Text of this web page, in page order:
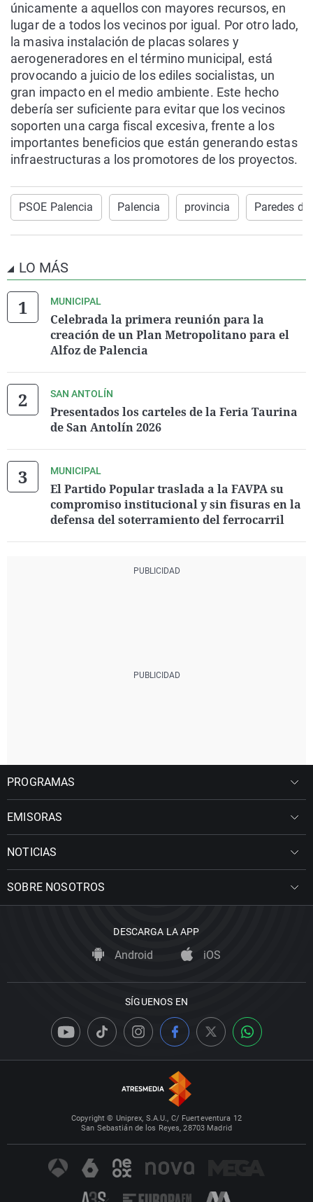
únicamente a aquellos con mayores recursos, en
lugar de a todos los vecinos por igual. Por otro lado,
la masiva instalación de placas solares y
aerogeneradores en el término municipal, está
provocando a juicio de los ediles socialistas, un
gran impacto en el medio ambiente. Este hecho
debería ser suficiente para evitar que los vecinos
soporten una carga fiscal excesiva, frente a los
importantes beneficios que están generando estas
infraestructuras a los promotores de los proyectos.
PSOE Palencia Palencia provincia Paredes de
LO MÁS
MUNICIPAL
Celebrada la primera reunión para la
creación de un Plan Metropolitano para el
Alfoz de Palencia
SAN ANTOLÍN
Presentados los carteles de la Feria Taurina
de San Antolín 2026
MUNICIPAL
El Partido Popular traslada a la FAVPA su
compromiso institucional y sin fisuras en la
defensa del soterramiento del ferrocarril
PROGRAMAS
EMISORAS
NOTICIAS
SOBRE NOSOTROS
DESCARGA LA APP
Android iOS
SÍGUENOS EN
Copyright © Uniprex, S.A.U., C/ Fuerteventura 12
San Sebastián de los Reyes, 28703 Madrid